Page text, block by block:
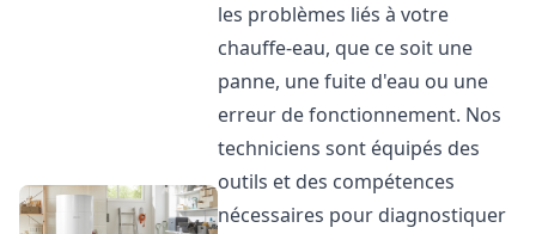
les problèmes liés à votre
chauffe-eau, que ce soit une
panne, une fuite d'eau ou une
erreur de fonctionnement. Nos
techniciens sont équipés des
outils et des compétences
nécessaires pour diagnostiquer